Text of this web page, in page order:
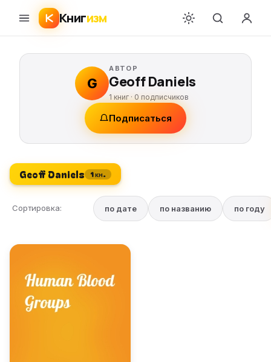
Книгизм
G
АВТОР
Geoff Daniels
1 книг ·0 подписчиков
Подписаться
Geoff Daniels 1 кн.
Сортировка: по дате по названию по году